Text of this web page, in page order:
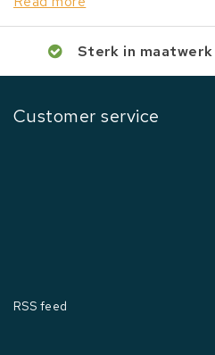
Sterk in maatwerk
Customer service
RSS feed